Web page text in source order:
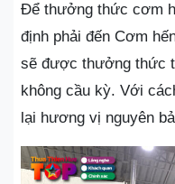
Để thưởng thức cơm
định phải đến Cơm
sẽ được thưởng thức
không cầu kỳ. Với
lại hương vị nguyên